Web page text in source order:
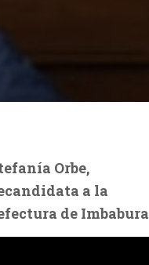
Orbe,
a la
de Imbabura